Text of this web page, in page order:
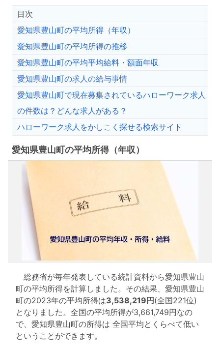
目次
愛知県豊山町の平均所得（年収）
愛知県豊山町の平均所得の推移
愛知県豊山町の平均平均給料・額面年収
愛知県豊山町の求人の給与事情
愛知県豊山町で現在募集されているハローワーク求人
の件数は？どんな求人がある？
ハローワーク求人をかしこく探せる検索サイト
愛知県豊山町の平均所得（年収）
総務省が毎年発表している統計資料から愛知県豊山
町の平均所得を計算しました。その結果、愛知県豊山
町の2023年の平均所得は3,538,219円(全国221位)
となりました。全国の平均所得が3,661,749円なの
で、愛知県豊山町の所得は 全国平均とくらべて低い
ということができます。